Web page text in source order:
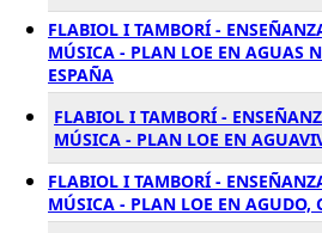
FLABIOL I TAMBORÍ -
MÚSICA - PLAN LOE EN AGUAS
ESPAÑA
FLABIOL I TAMBORÍ -
MÚSICA - PLAN LOE EN
FLABIOL I TAMBORÍ -
MÚSICA - PLAN LOE EN AGUDO,